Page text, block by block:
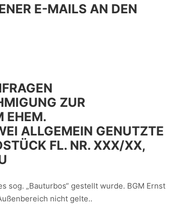
E-MAILS AN DEN
ZUR
EHEM.
ALLGEMEIN GENUTZTE
FL. NR. XXX/XX,
sog. „Bauturbos“ gestellt wurde. BGM Ernst
nicht gelte..